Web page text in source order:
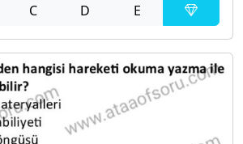
C D E